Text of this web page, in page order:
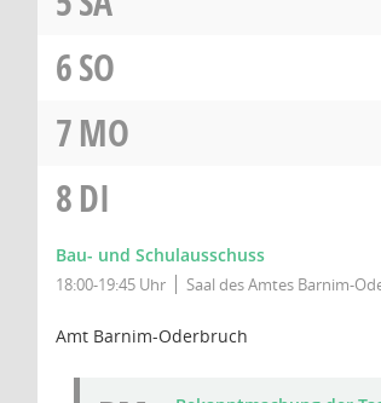
6SO
7MO
8DI
Bau- und Schulausschuss
18:00-19:45 Uhr Saal des Amtes Barnim-
Amt Barnim-Oderbruch